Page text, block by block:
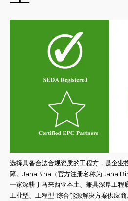
选择具备合法合规资质的工程方，是企业
障。JanaBina（官方注册名称为 Jana
一家深耕于马来西亚本土、兼具深厚工程
工业型、工程型”综合能源解决方案供应